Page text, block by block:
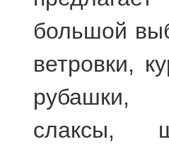
большой
ветровки,
рубашки,
слаксы,